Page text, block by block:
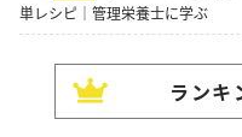
単レシピ｜管理栄養士に学ぶ
ランキ